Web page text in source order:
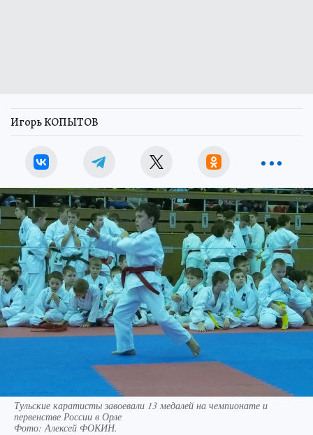
Игорь КОПЫТОВ
Тульские каратисты завоевали 13 медалей на чемпионате и
первенстве России в Орле
Фото: Алексей ФОКИН.